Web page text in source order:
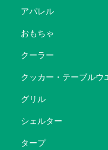
アパレル
おもちゃ
クーラー
クッカー・テーブルウ
グリル
シェルター
タープ